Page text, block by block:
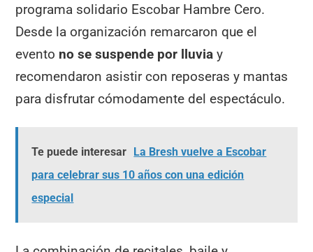
programa solidario Escobar Hambre Cero.
Desde la organización remarcaron que el
evento no se suspende por lluvia y
recomendaron asistir con reposeras y mantas
para disfrutar cómodamente del espectáculo.
Te puede interesar
La Bresh vuelve a Escobar
para celebrar sus 10 años con una edición
especial